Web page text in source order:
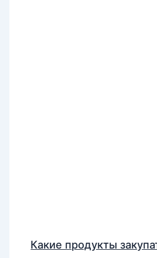
Какие продукты